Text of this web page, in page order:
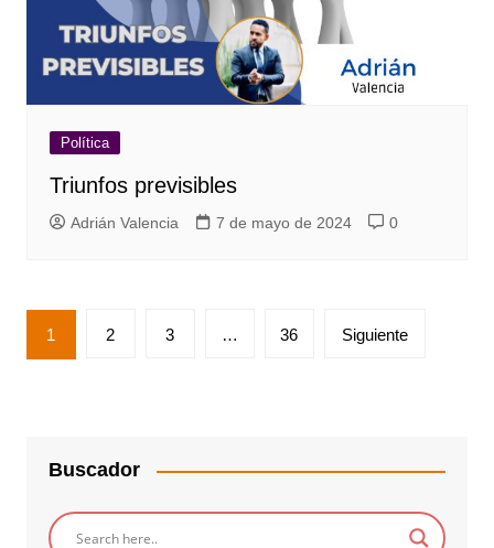
Política
Triunfos previsibles
Adrián Valencia 7 de mayo de 2024 0
Paginación
de
1 2 3 … 36 Siguiente
Buscador